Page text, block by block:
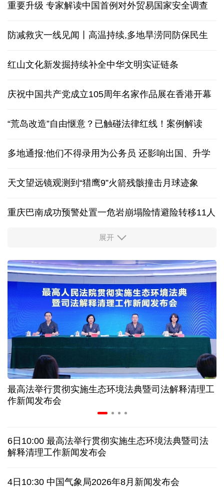
重要升级 专家解读中国首例对外贸易国家安全调查
防减救灾一线见闻丨高温持续,多地旱涝同防保民生
红山文化新发掘持续补全中华文明实证链条
庆祝中国共产党成立105周年名家作品展在香港开幕
“荒岛改造”自由惬意？已触碰法律红线！案例解读
多地通报:他们不得录用为公务员 还影响出国、升学
天文望远镜观测到“猎鹰9”火箭残骸撞击月球迹象
重庆巴南成功预警处置一危岩崩塌险情避险转移11人
“新”意盎然，外资机构持续看好中国经济
中证协召开国际业务委员会主任委员（扩大）会议
我国首个银行业数据出境负面清单备案案例落地北京
科创转型到全球布局 上海出台规划让民企敢闯敢投
合肥"人工智能+"多场景落地 千行百业装上智慧引擎
宇树科技战略配售名单公布:DeepSeek、腾讯等在列
俄外交部说日本加速"再军事化"扰乱地区及全球安全
被曝酒驾、盗窃、猥亵等 日本自卫队多人遭受处分
展开
最高法举行贯彻实施生态环境法典暨司法解释清理工
作新闻发布会
6日10:00 最高法举行贯彻实施生态环境法典暨司法
解释清理工作新闻发布会
4日10:30 中国气象局2026年8月新闻发布会